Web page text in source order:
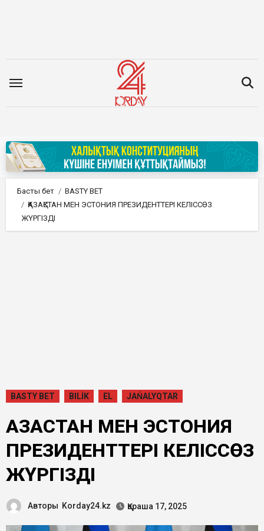
Басты бет
BASTY BET
ҚАЗАҚСТАН МЕН ЭСТОНИЯ ПРЕЗИДЕНТТЕРІ КЕЛІССӨЗ
ЖҮРГІЗДІ
BASTY BET BILİK EL JAŃALYQTAR
ҚАЗАҚСТАН МЕН ЭСТОНИЯ
ПРЕЗИДЕНТТЕРІ КЕЛІССӨЗ
ЖҮРГІЗДІ
Авторы Korday24.kz Қараша 17, 2025